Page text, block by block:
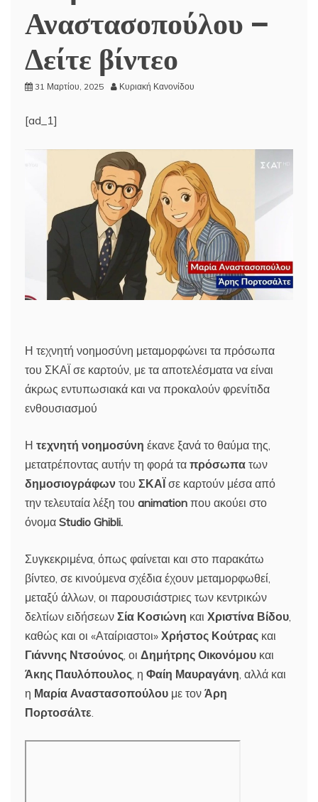
Αναστασοπούλου –
Δείτε βίντεο
31 Μαρτίου, 2025 Κυριακή Κανονίδου
[ad_1]
Η τεχνητή νοημοσύνη μεταμορφώνει τα πρόσωπα
του ΣΚΑΪ σε καρτούν, με τα αποτελέσματα να είναι
άκρως εντυπωσιακά και να προκαλούν φρενίτιδα
ενθουσιασμού
Η τεχνητή νοημοσύνη έκανε ξανά το θαύμα της,
μετατρέποντας αυτήν τη φορά τα πρόσωπα των
δημοσιογράφων του ΣΚΑΪ σε καρτούν μέσα από
την τελευταία λέξη του animation που ακούει στο
όνομα Studio Ghibli.
Συγκεκριμένα, όπως φαίνεται και στο παρακάτω
βίντεο, σε κινούμενα σχέδια έχουν μεταμορφωθεί,
μεταξύ άλλων, οι παρουσιάστριες των κεντρικών
δελτίων ειδήσεων Σία Κοσιώνη και Χριστίνα Βίδου,
καθώς και οι «Αταίριαστοι» Χρήστος Κούτρας και
Γιάννης Ντσούνος, οι Δημήτρης Οικονόμου και
Άκης Παυλόπουλος, η Φαίη Μαυραγάνη, αλλά και
η Μαρία Αναστασοπούλου με τον Άρη
Πορτοσάλτε.